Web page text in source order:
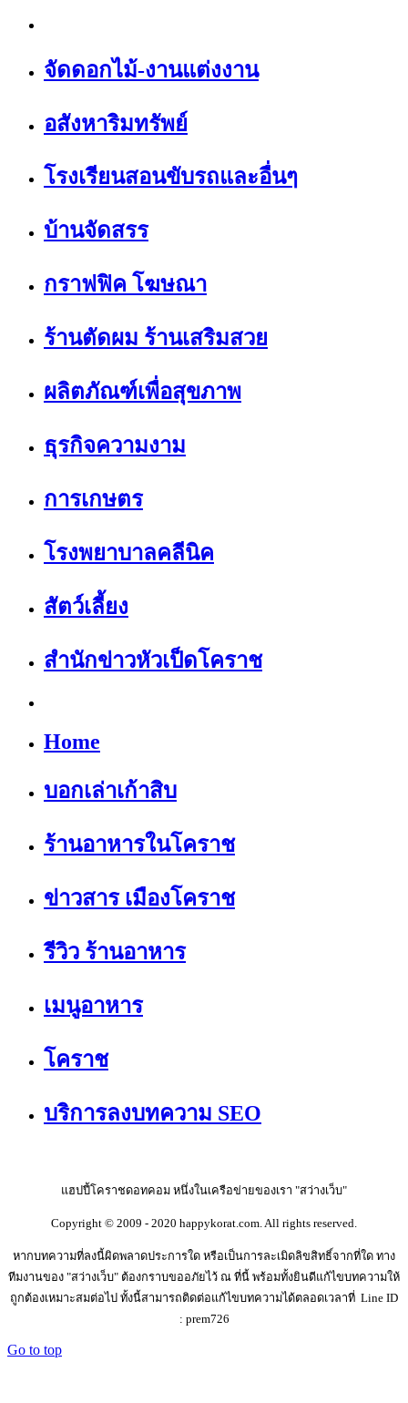
จัดดอกไม้-งานแต่งงาน
อสังหาริมทรัพย์
โรงเรียนสอนขับรถและอื่นๆ
บ้านจัดสรร
กราฟฟิค โฆษณา
ร้านตัดผม ร้านเสริมสวย
ผลิตภัณฑ์เพื่อสุขภาพ
ธุรกิจความงาม
การเกษตร
โรงพยาบาลคลีนิค
สัตว์เลี้ยง
สำนักข่าวหัวเป็ดโคราช
Home
บอกเล่าเก้าสิบ
ร้านอาหารในโคราช
ข่าวสาร เมืองโคราช
รีวิว ร้านอาหาร
เมนูอาหาร
โคราช
บริการลงบทความ SEO
แฮปปี้โคราชดอทคอม หนึ่งในเครือข่ายของเรา "สว่างเว็บ"
Copyright © 2009 - 2020 happykorat.com. All rights reserved.
หากบทความที่ลงนี้ผิดพลาดประการใด หรือเป็นการละเมิดลิขสิทธิ์จากที่ใด ทาง
ทีมงานของ "สว่างเว็บ" ต้องกราบขออภัยไว้ ณ ที่นี้ พร้อมทั้งยินดีแก้ไขบทความให้
ถูกต้องเหมาะสมต่อไป ทั้งนี้สามารถติดต่อแก้ไขบทความได้ตลอดเวลาที่ Line ID
: prem726
Go to top